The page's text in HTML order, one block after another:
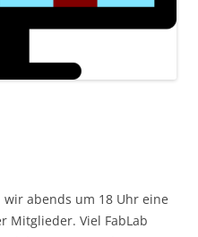
wir abends um 18 Uhr eine
Mitglieder. Viel FabLab